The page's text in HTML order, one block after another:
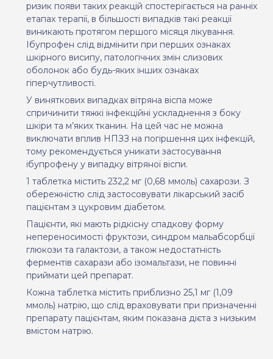
ризик появи таких реакцій спостерігається на ранніх
етапах терапії, в більшості випадків такі реакції
виникають протягом першого місяця лікування.
Ібупрофен слід відмінити при перших ознаках
шкірного висипу, патологічних змін слизових
оболонок або будь-яких інших ознаках
гіперчутливості.
У виняткових випадках вітряна віспа може
спричинити тяжкі інфекційні ускладнення з боку
шкіри та м’яких тканин. На цей час не можна
виключати вплив НПЗЗ на погіршення цих інфекцій,
тому рекомендується уникати застосування
ібупрофену у випадку вітряної віспи.
1 таблетка містить 232,2 мг (0,68 ммоль) сахарози. З
обережністю слід застосовувати лікарський засіб
пацієнтам з цукровим діабетом.
Пацієнти, які мають рідкісну спадкову форму
непереносимості фруктози, синдром мальабсорбції
глюкози та галактози, а також недостатність
ферментів сахарази або ізомальтази, не повинні
приймати цей препарат.
Кожна таблетка містить приблизно 25,1 мг (1,09
ммоль) натрію, що слід враховувати при призначенні
препарату пацієнтам, яким показана дієта з низьким
вмістом натрію.